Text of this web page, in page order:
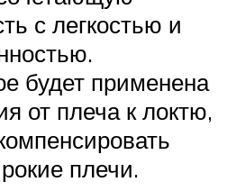
с легкостью и
будет применена
от плеча к локтю,
плечи.